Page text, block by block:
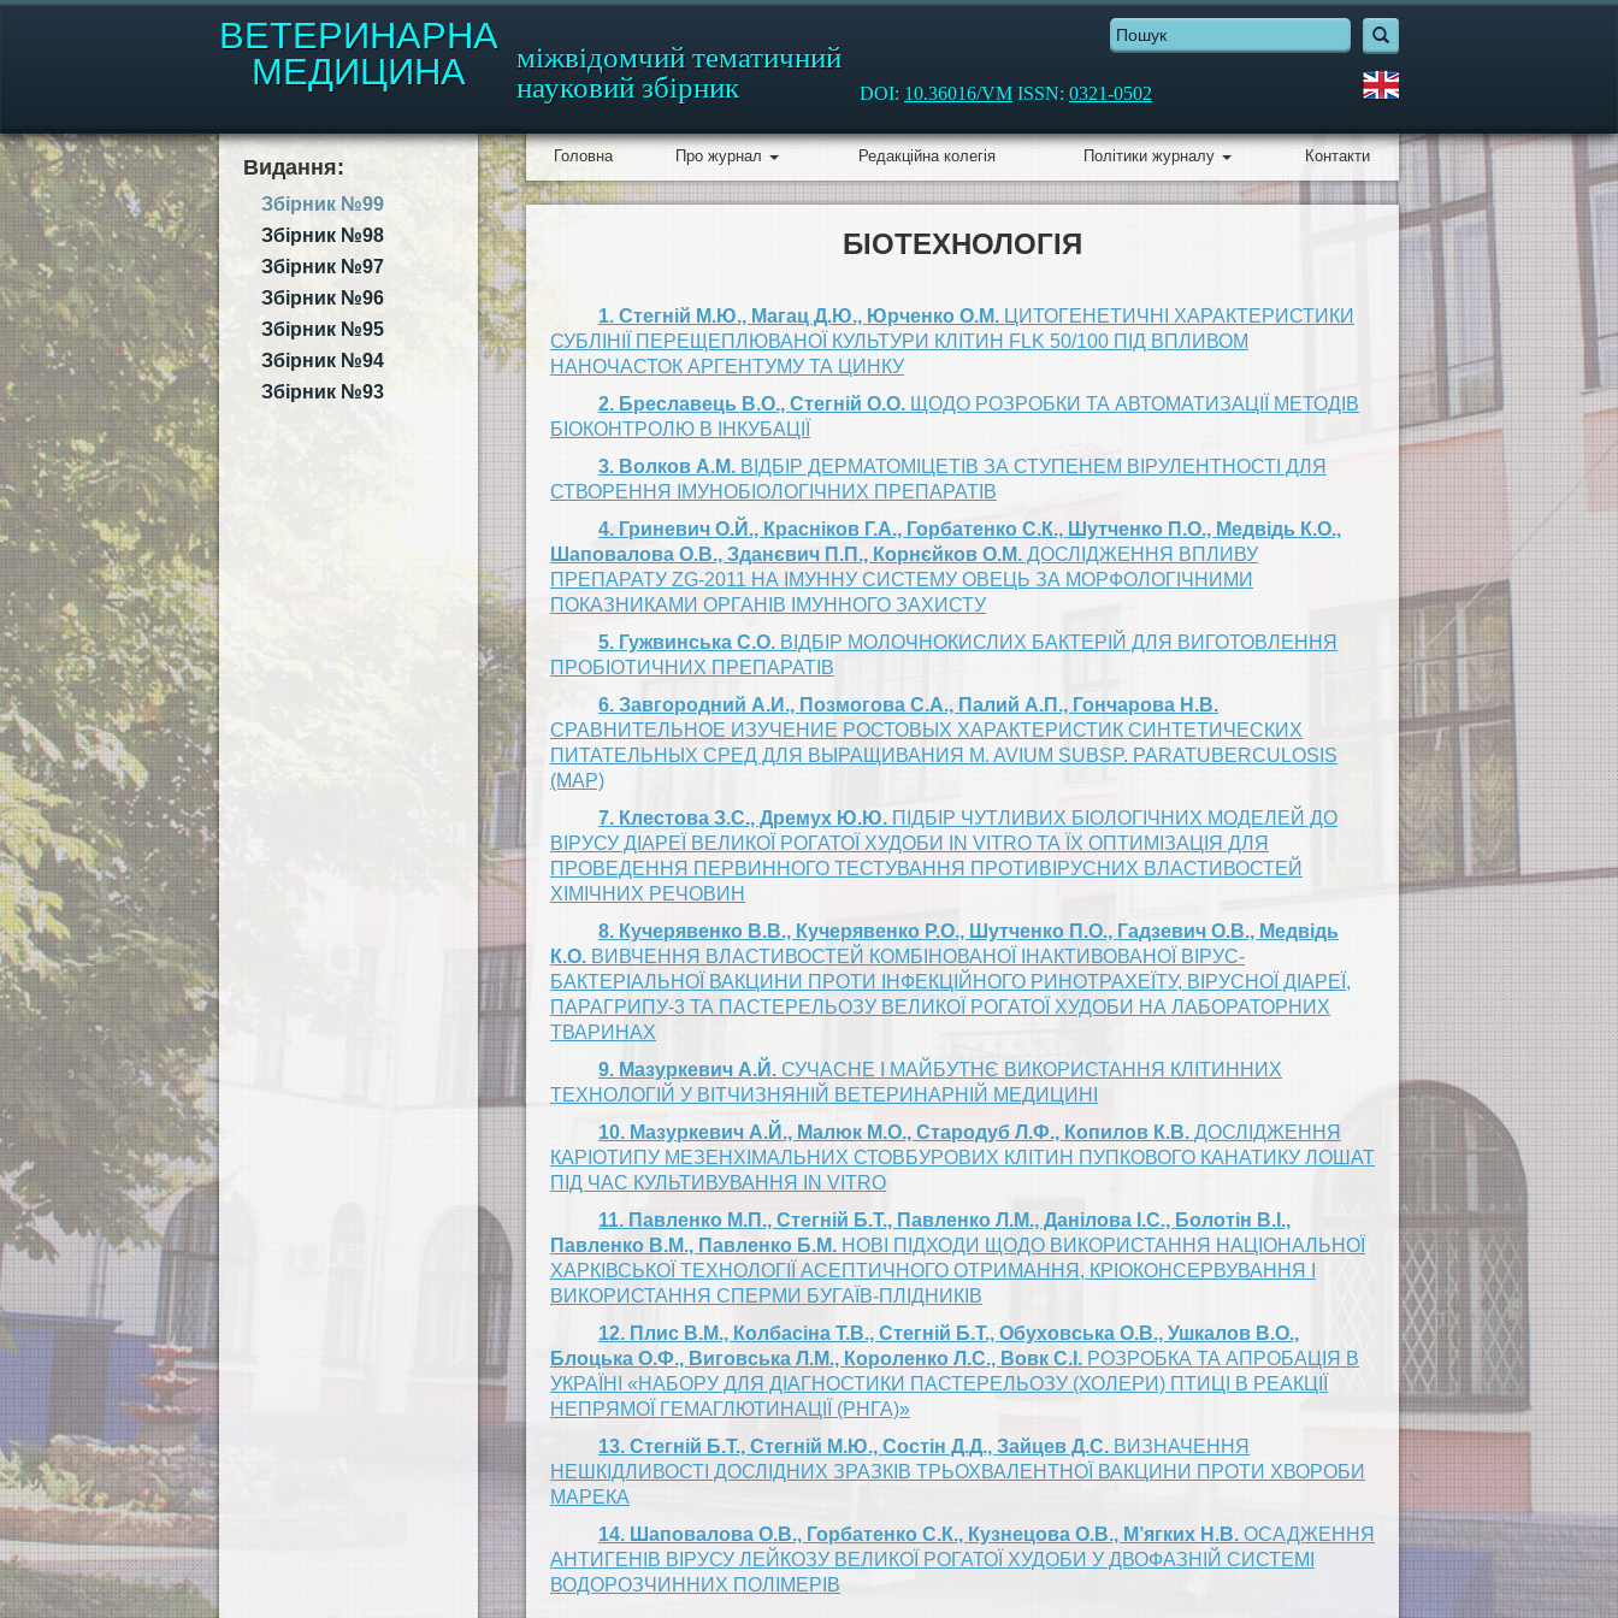
ВЕТЕРИНАРНА
МЕДИЦИНА
міжвідомчий тематичний
науковий збірник
DOI: 10.36016/VM ISSN: 0321-0502
Видання:
Збірник №99
Збірник №98
Збірник №97
Збірник №96
Збірник №95
Збірник №94
Збірник №93
Головна Про журнал Редакційна колегія Політики журналу Контакти
БІОТЕХНОЛОГІЯ
1. Стегній М.Ю., Магац Д.Ю., Юрченко О.М. ЦИТОГЕНЕТИЧНІ ХАРАКТЕРИСТИКИ
СУБЛІНІЇ ПЕРЕЩЕПЛЮВАНОЇ КУЛЬТУРИ КЛІТИН FLK 50/100 ПІД ВПЛИВОМ
НАНОЧАСТОК АРГЕНТУМУ ТА ЦИНКУ
2. Бреславець В.О., Стегній О.О. ЩОДО РОЗРОБКИ ТА АВТОМАТИЗАЦІЇ МЕТОДІВ
БІОКОНТРОЛЮ В ІНКУБАЦІЇ
3. Волков А.М. ВІДБІР ДЕРМАТОМІЦЕТІВ ЗА СТУПЕНЕМ ВІРУЛЕНТНОСТІ ДЛЯ
СТВОРЕННЯ ІМУНОБІОЛОГІЧНИХ ПРЕПАРАТІВ
4. Гриневич О.Й., Красніков Г.А., Горбатенко С.К., Шутченко П.О., Медвідь К.О.,
Шаповалова О.В., Зданєвич П.П., Корнєйков О.М. ДОСЛІДЖЕННЯ ВПЛИВУ
ПРЕПАРАТУ ZG-2011 НА ІМУННУ СИСТЕМУ ОВЕЦЬ ЗА МОРФОЛОГІЧНИМИ
ПОКАЗНИКАМИ ОРГАНІВ ІМУННОГО ЗАХИСТУ
5. Гужвинська С.О. ВІДБІР МОЛОЧНОКИСЛИХ БАКТЕРІЙ ДЛЯ ВИГОТОВЛЕННЯ
ПРОБІОТИЧНИХ ПРЕПАРАТІВ
6. Завгородний А.И., Позмогова С.А., Палий А.П., Гончарова Н.В.
СРАВНИТЕЛЬНОЕ ИЗУЧЕНИЕ РОСТОВЫХ ХАРАКТЕРИСТИК СИНТЕТИЧЕСКИХ
ПИТАТЕЛЬНЫХ СРЕД ДЛЯ ВЫРАЩИВАНИЯ M. AVIUM SUBSP. PARATUBERCULOSIS
(МАР)
7. Клестова З.С., Дремух Ю.Ю. ПІДБІР ЧУТЛИВИХ БІОЛОГІЧНИХ МОДЕЛЕЙ ДО
ВІРУСУ ДІАРЕЇ ВЕЛИКОЇ РОГАТОЇ ХУДОБИ IN VITRO ТА ЇХ ОПТИМІЗАЦІЯ ДЛЯ
ПРОВЕДЕННЯ ПЕРВИННОГО ТЕСТУВАННЯ ПРОТИВІРУСНИХ ВЛАСТИВОСТЕЙ
ХІМІЧНИХ РЕЧОВИН
8. Кучерявенко В.В., Кучерявенко Р.О., Шутченко П.О., Гадзевич О.В., Медвідь
К.О. ВИВЧЕННЯ ВЛАСТИВОСТЕЙ КОМБІНОВАНОЇ ІНАКТИВОВАНОЇ ВІРУС-
БАКТЕРІАЛЬНОЇ ВАКЦИНИ ПРОТИ ІНФЕКЦІЙНОГО РИНОТРАХЕЇТУ, ВІРУСНОЇ ДІАРЕЇ,
ПАРАГРИПУ-3 ТА ПАСТЕРЕЛЬОЗУ ВЕЛИКОЇ РОГАТОЇ ХУДОБИ НА ЛАБОРАТОРНИХ
ТВАРИНАХ
9. Мазуркевич А.Й. СУЧАСНЕ І МАЙБУТНЄ ВИКОРИСТАННЯ КЛІТИННИХ
ТЕХНОЛОГІЙ У ВІТЧИЗНЯНІЙ ВЕТЕРИНАРНІЙ МЕДИЦИНІ
10. Мазуркевич А.Й., Малюк М.О., Стародуб Л.Ф., Копилов К.В. ДОСЛІДЖЕННЯ
КАРІОТИПУ МЕЗЕНХІМАЛЬНИХ СТОВБУРОВИХ КЛІТИН ПУПКОВОГО КАНАТИКУ ЛОШАТ
ПІД ЧАС КУЛЬТИВУВАННЯ IN VITRO
11. Павленко М.П., Стегній Б.Т., Павленко Л.М., Данілова І.С., Болотін В.І.,
Павленко В.М., Павленко Б.М. НОВІ ПІДХОДИ ЩОДО ВИКОРИСТАННЯ НАЦІОНАЛЬНОЇ
ХАРКІВСЬКОЇ ТЕХНОЛОГІЇ АСЕПТИЧНОГО ОТРИМАННЯ, КРІОКОНСЕРВУВАННЯ І
ВИКОРИСТАННЯ СПЕРМИ БУГАЇВ-ПЛІДНИКІВ
12. Плис В.М., Колбасіна Т.В., Стегній Б.Т., Обуховська О.В., Ушкалов В.О.,
Блоцька О.Ф., Виговська Л.М., Короленко Л.С., Вовк С.І. РОЗРОБКА ТА АПРОБАЦІЯ В
УКРАЇНІ «НАБОРУ ДЛЯ ДІАГНОСТИКИ ПАСТЕРЕЛЬОЗУ (ХОЛЕРИ) ПТИЦІ В РЕАКЦІЇ
НЕПРЯМОЇ ГЕМАГЛЮТИНАЦІЇ (РНГА)»
13. Стегній Б.Т., Стегній М.Ю., Состін Д.Д., Зайцев Д.С. ВИЗНАЧЕННЯ
НЕШКІДЛИВОСТІ ДОСЛІДНИХ ЗРАЗКІВ ТРЬОХВАЛЕНТНОЇ ВАКЦИНИ ПРОТИ ХВОРОБИ
МАРЕКА
14. Шаповалова О.В., Горбатенко С.К., Кузнецова О.В., М’ягких Н.В. ОСАДЖЕННЯ
АНТИГЕНІВ ВІРУСУ ЛЕЙКОЗУ ВЕЛИКОЇ РОГАТОЇ ХУДОБИ У ДВОФАЗНІЙ СИСТЕМІ
ВОДОРОЗЧИННИХ ПОЛІМЕРІВ